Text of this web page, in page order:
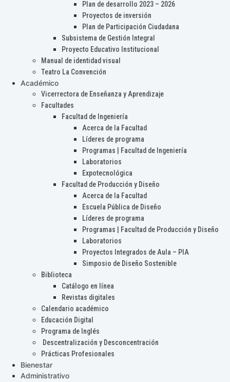
Plan de desarrollo 2023 – 2026
Proyectos de inversión
Plan de Participación Ciudadana
Subsistema de Gestión Integral
Proyecto Educativo Institucional
Manual de identidad visual
Teatro La Convención
Académico
Vicerrectora de Enseñanza y Aprendizaje
Facultades
Facultad de Ingeniería
Acerca de la Facultad
Líderes de programa
Programas | Facultad de Ingeniería
Laboratorios
Expotecnológica
Facultad de Producción y Diseño
Acerca de la Facultad
Escuela Pública de Diseño
Líderes de programa
Programas | Facultad de Producción y Diseño
Laboratorios
Proyectos Integrados de Aula – PIA
Simposio de Diseño Sostenible
Biblioteca
Catálogo en línea
Revistas digitales
Calendario académico
Educación Digital
Programa de Inglés
Descentralización y Desconcentración
Prácticas Profesionales
Bienestar
Administrativo